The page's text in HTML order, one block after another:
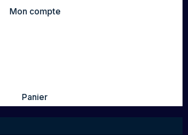
Mon compte
Panier